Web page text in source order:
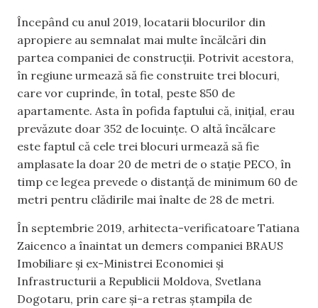
Începând cu anul 2019, locatarii blocurilor din
apropiere au semnalat mai multe încălcări din
partea companiei de construcții. Potrivit acestora,
în regiune urmează să fie construite trei blocuri,
care vor cuprinde, în total, peste 850 de
apartamente. Asta în pofida faptului că, inițial, erau
prevăzute doar 352 de locuințe. O altă încălcare
este faptul că cele trei blocuri urmează să fie
amplasate la doar 20 de metri de o stație PECO, în
timp ce legea prevede o distanță de minimum 60 de
metri pentru clădirile mai înalte de 28 de metri.
În septembrie 2019, arhitecta-verificatoare Tatiana
Zaicenco a înaintat un demers companiei BRAUS
Imobiliare și ex-Ministrei Economiei și
Infrastructurii a Republicii Moldova, Svetlana
Dogotaru, prin care și-a retras ștampila de